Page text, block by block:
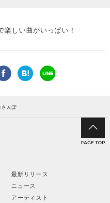
しい曲がいっぱい！
んぽ
最新リリース
ニュース
アーティスト